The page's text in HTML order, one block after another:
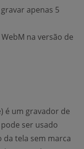
apenas 5
na versão de
é um gravador de
ser usado
tela sem marca